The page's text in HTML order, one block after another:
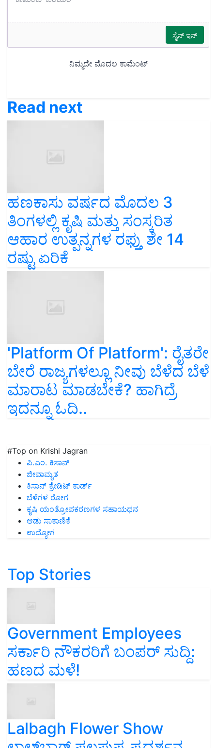
Read next
ಹಣಕಾಸು ವರ್ಷದ ಮೊದಲ 3
ತಿಂಗಳಲ್ಲಿ ಕೃಷಿ ಮತ್ತು ಸಂಸ್ಕರಿತ
ಆಹಾರ ಉತ್ಪನ್ನಗಳ ರಫ್ತು ಶೇ 14
ರಷ್ಟು ಏರಿಕೆ
'Platform Of Platform': ರೈತರೇ
ಬೇರೆ ರಾಜ್ಯಗಳಲ್ಲೂ ನೀವು ಬೆಳೆದ ಬೆಳೆ
ಮಾರಾಟ ಮಾಡಬೇಕೆ? ಹಾಗಿದ್ರೆ
ಇದನ್ನೂ ಓದಿ..
#Top on Krishi Jagran
ಪಿ.ಎಂ. ಕಿಸಾನ್
ಜೀವಾಮೃತ
ಕಿಸಾನ್ ಕ್ರೇಡಿಟ್ ಕಾರ್ಡ್
ಬೆಳೆಗಳ ರೋಗ
ಕೃಷಿ ಯಂತ್ರೋಪಕರಣಗಳ ಸಹಾಯಧನ
ಆಡು ಸಾಕಾಣಿಕೆ
ಉದ್ಯೋಗ
Top Stories
Government Employees
ಸರ್ಕಾರಿ ನೌಕರರಿಗೆ ಬಂಪರ್‌ ಸುದ್ದಿ:
ಹಣದ ಮಳೆ!
Lalbagh Flower Show